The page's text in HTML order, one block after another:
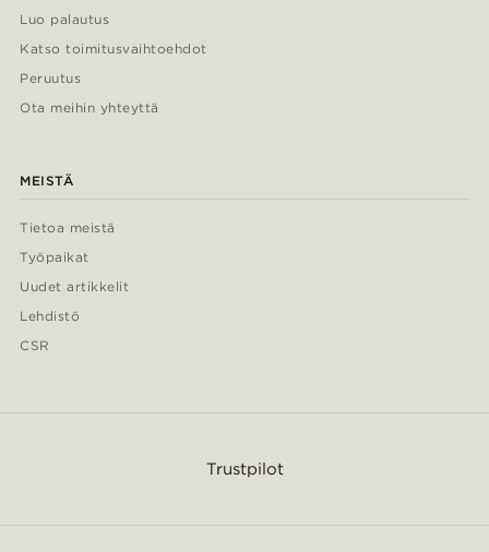
Luo palautus
Katso toimitusvaihtoehdot
Peruutus
Ota meihin yhteyttä
MEISTÄ
Tietoa meistä
Työpaikat
Uudet artikkelit
Lehdistö
CSR
Trustpilot